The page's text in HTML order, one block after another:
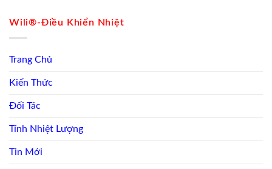
Wili®-Điều Khiển Nhiệt
Trang Chủ
Kiến Thức
Đối Tác
Tính Nhiệt Lượng
Tin Mới